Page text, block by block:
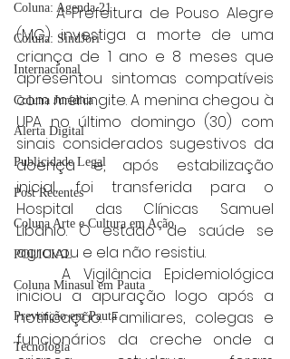
Coluna: Agenda 21
Coluna: SindJori
Internacional
Coluna Jurídica
Alerta Digital
Publicidade Legal
Post Recentes
Coluna Arte e Cultura em Ação
POLICIAL
Coluna Minasul em Pauta
Prevenção em Pauta
Tecnologia
	A Prefeitura de Pouso Alegre
(MG) investiga a morte de uma
criança de 1 ano e 8 meses que
apresentou sintomas compatíveis
com meningite. A menina chegou à
UPA no último domingo (30) com
sinais considerados sugestivos da
doença e, após estabilização
inicial, foi transferida para o
Hospital das Clínicas Samuel
Libânio. O estado de saúde se
agravou e ela não resistiu.
iniciou a apuração logo após a
notificação. Familiares, colegas e
funcionários da creche onde a